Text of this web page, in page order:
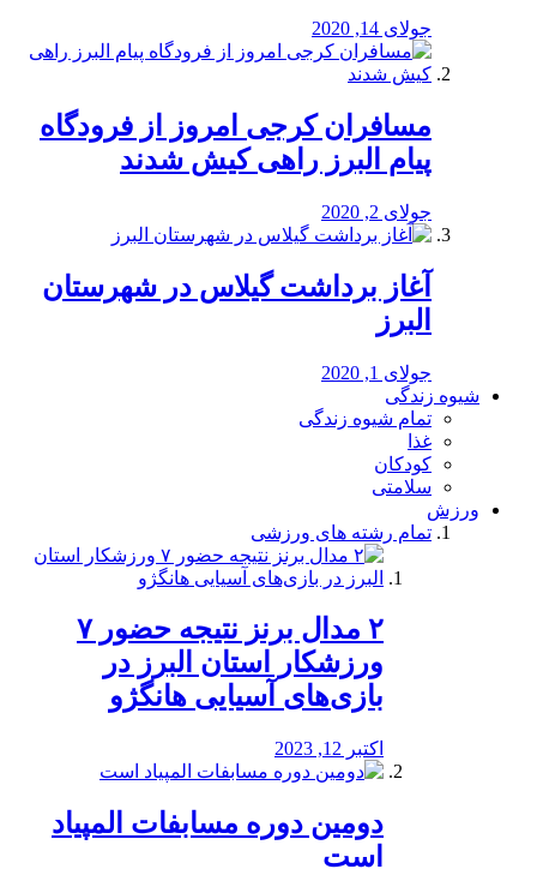
جولای 14, 2020
مسافران کرجی امروز از فرودگاه
پیام البرز راهی کیش شدند
جولای 2, 2020
آغاز برداشت گیلاس در شهرستان
البرز
جولای 1, 2020
شیوه زندگی
تمام شیوه زندگی
غذا
کودکان
سلامتی
ورزش
تمام رشته های ورزشی
۲ مدال برنز نتیجه حضور ۷
ورزشکار استان البرز در
بازی‌های آسیایی هانگژو
اکتبر 12, 2023
دومین دوره مسابفات المپیاد
است